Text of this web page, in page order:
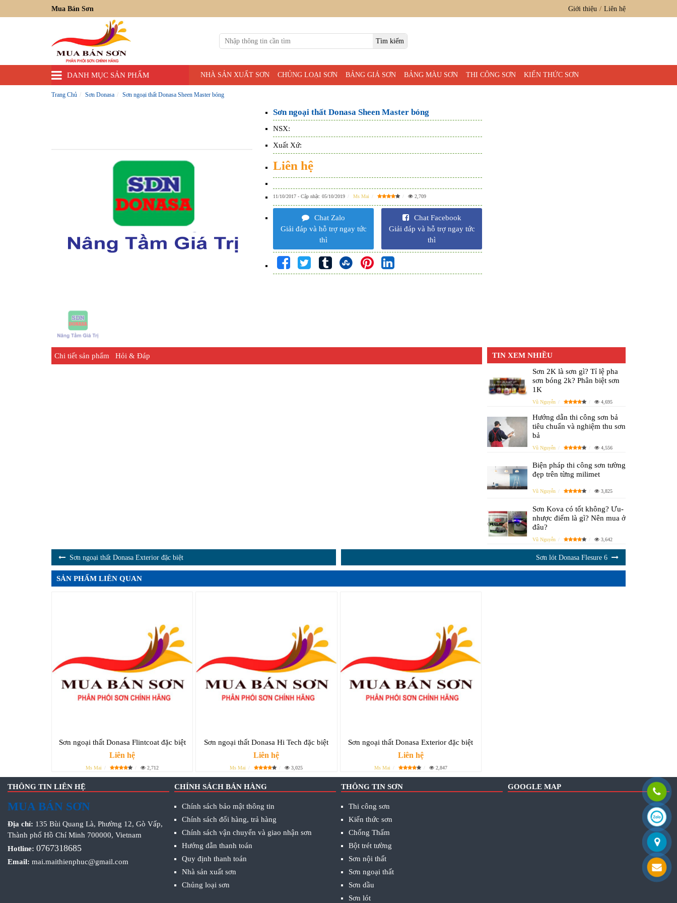
Mua Bán Sơn Giới thiệu Liên hệ
DANH MỤC SẢN PHẨM NHÀ SẢN XUẤT SƠN CHỦNG LOẠI SƠN BẢNG GIÁ SƠN BẢNG MÀU SƠN THI CÔNG SƠN KIẾN THỨC SƠN
Trang Chủ Sơn Donasa Sơn ngoại thất Donasa Sheen Master bóng
Sơn ngoại thất Donasa Sheen Master bóng
NSX:
Xuất Xứ:
Liên hệ
11/10/2017 - Cập nhật: 05/10/2019 Ms Mai 2,709
Chat Zalo
Giải đáp và hỗ trợ ngay tức
thì
Chat Facebook
Giải đáp và hỗ trợ ngay tức
thì
Chi tiết sản phẩm Hỏi & Đáp
TIN XEM NHIỀU
Sơn 2K là sơn gì? Tỉ lệ pha
sơn bóng 2k? Phân biệt sơn
1K
Vũ Nguyễn 4,695
Hướng dẫn thi công sơn bả
tiêu chuẩn và nghiệm thu sơn
bả
Vũ Nguyễn 4,556
Biện pháp thi công sơn tường
đẹp trên từng milimet
Vũ Nguyễn 3,825
Sơn Kova có tốt không? Ưu-
nhược điểm là gì? Nên mua ở
đâu?
Vũ Nguyễn 3,642
Sơn ngoại thất Donasa Exterior đặc biệt Sơn lót Donasa Flesure 6
SẢN PHẨM LIÊN QUAN
Sơn ngoại thất Donasa Flintcoat đặc biệt
Liên hệ
Ms Mai 2,712
Sơn ngoại thất Donasa Hi Tech đặc biệt
Liên hệ
Ms Mai 3,025
Sơn ngoại thất Donasa Exterior đặc biệt
Liên hệ
Ms Mai 2,847
THÔNG TIN LIÊN HỆ
MUA BÁN SƠN
Địa chỉ: 135 Bùi Quang Là, Phường 12, Gò Vấp,
Thành phố Hồ Chí Minh 700000, Vietnam
Hotline: 0767318685
Email: mai.maithienphuc@gmail.com
CHÍNH SÁCH BÁN HÀNG
Chính sách bảo mật thông tin
Chính sách đổi hàng, trả hàng
Chính sách vận chuyển và giao nhận sơn
Hướng dẫn thanh toán
Quy định thanh toán
Nhà sản xuất sơn
Chủng loại sơn
THÔNG TIN SƠN
Thi công sơn
Kiến thức sơn
Chống Thấm
Bột trét tường
Sơn nội thất
Sơn ngoại thất
Sơn dầu
Sơn lót
GOOGLE MAP